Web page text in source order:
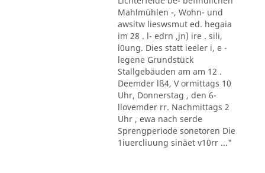
Mahlmühlen -, Wohn- und
awsitw lieswsmut ed. hegaia
im 28 . l- edrn ,jn) ire . sili,
l0ung. Dies statt ieeler i, e -
legene Grundstück
Stallgebäuden am am 12 .
Deemder lß4, V ormittags 10
Uhr, Donnerstag , den 6-
llovemder rr. Nachmittags 2
Uhr , ewa nach serde
Sprengperiode sonetoren Die
1iuercliuung sinäet v10rr ..."